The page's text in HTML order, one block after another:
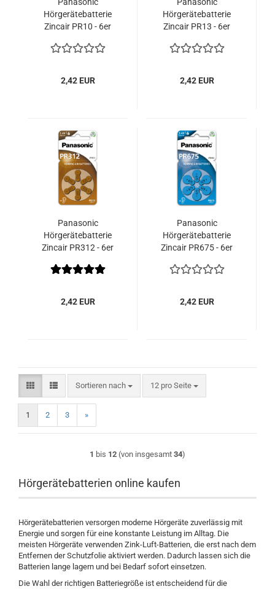
Hörgerätebatterie
Zincair PR10 - 6er
2,42 EUR
Hörgerätebatterie
Zincair PR13 - 6er
2,42 EUR
Panasonic
Hörgerätebatterie
Zincair PR312 - 6er
2,42 EUR
Panasonic
Hörgerätebatterie
Zincair PR675 - 6er
2,42 EUR
Sortieren nach
Sortieren nach 12 pro Seite
pro Seite
1 2 3 »
1 bis 12 (von insgesamt 34)
Hörgerätebatterien online kaufen
Hörgerätebatterien versorgen moderne Hörgeräte zuverlässig mit
Energie und sorgen für eine konstante Leistung im Alltag. Die
meisten Hörgeräte verwenden Zink-Luft-Batterien, die erst nach dem
Entfernen der Schutzfolie aktiviert werden. Dadurch lassen sich die
Batterien lange lagern und bei Bedarf sofort einsetzen.
Die Wahl der richtigen Batteriegröße ist entscheidend für die